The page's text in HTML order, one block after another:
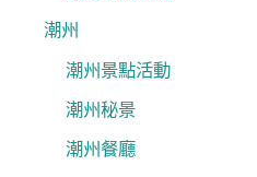
潮州
潮州景點活動
潮州秘景
潮州餐廳